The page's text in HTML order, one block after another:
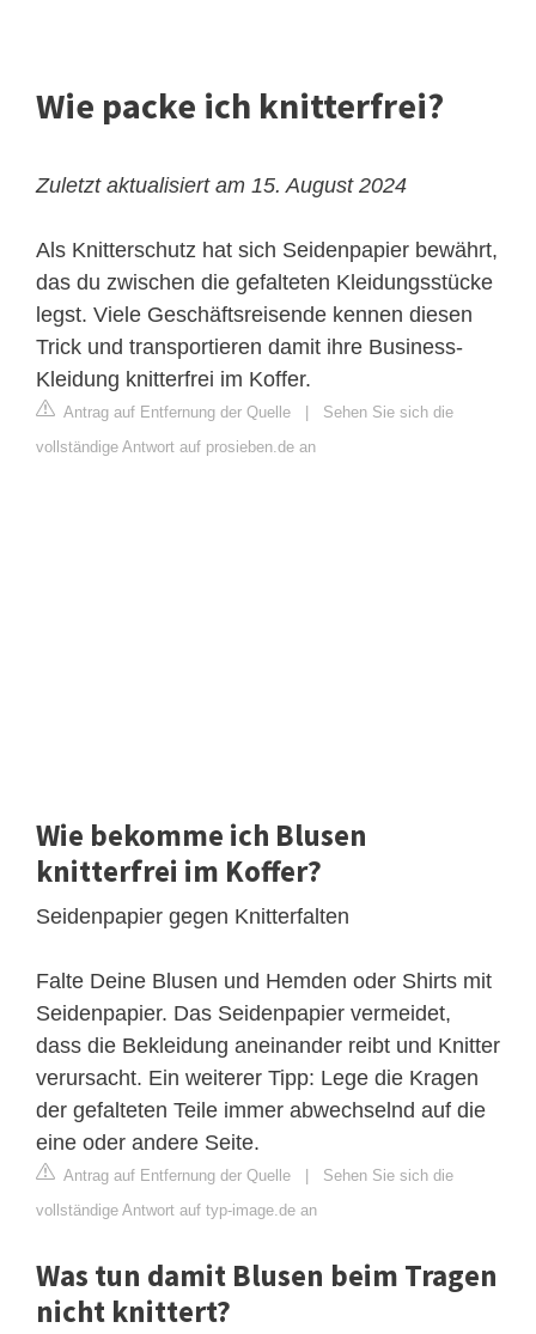
Wie packe ich knitterfrei?
Zuletzt aktualisiert am 15. August 2024
Als Knitterschutz hat sich Seidenpapier bewährt,
das du zwischen die gefalteten Kleidungsstücke
legst. Viele Geschäftsreisende kennen diesen
Trick und transportieren damit ihre Business-
Kleidung knitterfrei im Koffer.
Antrag auf Entfernung der Quelle
Sehen Sie sich die
vollständige Antwort auf prosieben.de an
Wie bekomme ich Blusen
knitterfrei im Koffer?
Seidenpapier gegen Knitterfalten
Falte Deine Blusen und Hemden oder Shirts mit
Seidenpapier. Das Seidenpapier vermeidet,
dass die Bekleidung aneinander reibt und Knitter
verursacht. Ein weiterer Tipp: Lege die Kragen
der gefalteten Teile immer abwechselnd auf die
eine oder andere Seite.
Antrag auf Entfernung der Quelle
Sehen Sie sich die
vollständige Antwort auf typ-image.de an
Was tun damit Blusen beim Tragen
nicht knittert?